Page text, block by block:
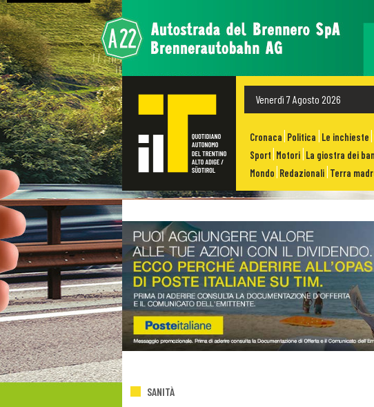
Venerdì 7 Agosto 2026
Cronaca Politica Le inchieste
Sport Motori La giostra dei
Mondo Redazionali Terra
SANITÀ